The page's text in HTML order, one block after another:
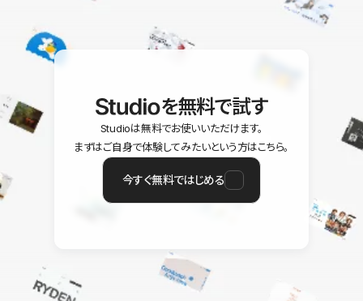
を無料で試す
Studioは無料でお使いいただけます。
まずはご自身で体験してみたいという方はこちら。
今すぐ無料ではじめる